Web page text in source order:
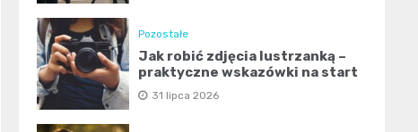
Pozostałe
Jak robić zdjęcia lustrzanką –
praktyczne wskazówki na start
31 lipca 2026